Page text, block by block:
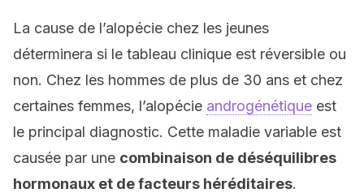
La cause de l’alopécie chez les jeunes
déterminera si le tableau clinique est réversible ou
non. Chez les hommes de plus de 30 ans et chez
certaines femmes, l’alopécie androgénétique est
le principal diagnostic. Cette maladie variable est
causée par une combinaison de déséquilibres
hormonaux et de facteurs héréditaires.